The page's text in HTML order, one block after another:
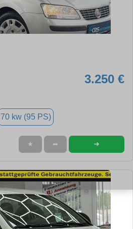
3.250 €
70 kw (95 PS)
★ ➦ ➜